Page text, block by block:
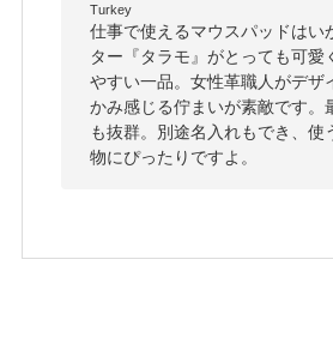
Turkey
仕事で使えるマウスパッドは
ター『タラモ』がとっても可
やすい一品。女性革職人がデ
かみ感じる佇まいが素敵です
も抜群。別途名入れもでき、
物にぴったりですよ。